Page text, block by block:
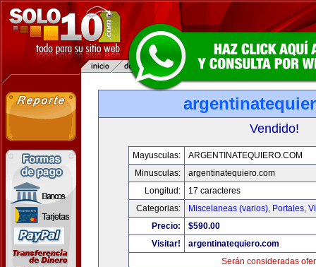
Vendido!
Mayusculas:
ARGENTINATEQUIERO.COM
Minusculas:
argentinatequiero.com
Longitud:
17 caracteres
Categorias:
Miscelaneas (varios), Portales,
Precio:
$590.00
Visitar!
argentinatequiero.com
Serán consideradas